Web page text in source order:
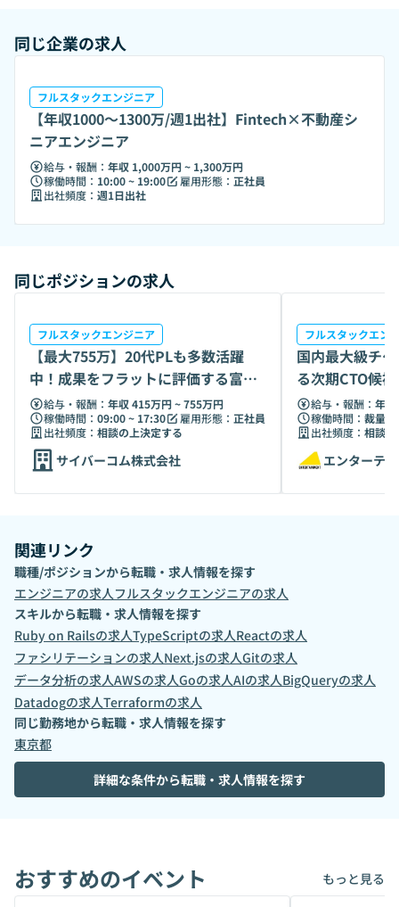
同じ企業の求人
フルスタックエンジニア
【年収1000〜1300万/週1出社】Fintech×不動産シ
ニアエンジニア
給与・報酬： 年収 1,000万円 ~ 1,300万円
稼働時間： 10:00 ~ 19:00 雇用形態： 正社員
出社頻度： 週1日出社
同じポジションの求人
フルスタックエンジニア
【最大755万】20代PLも多数活躍
中！成果をフラットに評価する富士
ソフトG
給与・報酬： 年収 415万円 ~ 755万円
稼働時間： 09:00 ~ 17:30 雇用形態： 正社員
出社頻度： 相談の上決定する
サイバーコム株式会社
フルスタックエン
国内最大級チ
る次期CTO候
給与・報酬： 年
稼働時間： 裁量労
出社頻度： 相談
エンターテ
関連リンク
職種/ポジションから転職・求人情報を探す
エンジニアの求人フルスタックエンジニアの求人
スキルから転職・求人情報を探す
Ruby on Railsの求人TypeScriptの求人Reactの求人
ファシリテーションの求人Next.jsの求人Gitの求人
データ分析の求人AWSの求人Goの求人AIの求人BigQueryの求人
Datadogの求人Terraformの求人
同じ勤務地から転職・求人情報を探す
東京都
詳細な条件から転職・求人情報を探す
おすすめのイベント もっと見る